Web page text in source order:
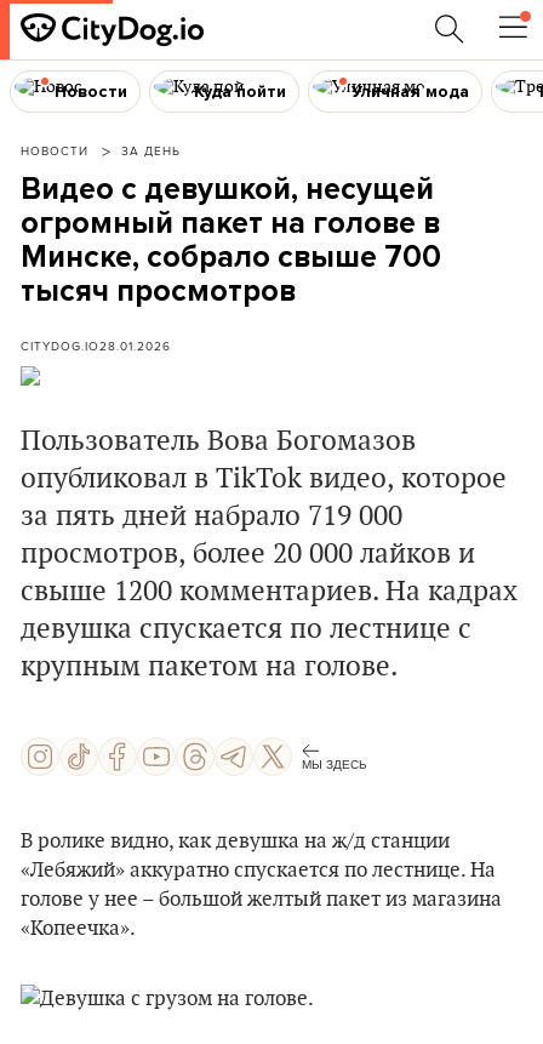
Новости Куда пойти Уличная мода
НОВОСТИ ЗА ДЕНЬ
Видео с девушкой, несущей
огромный пакет на голове в
Минске, собрало свыше 700
тысяч просмотров
CITYDOG.IO28.01.2026
Пользователь Вова Богомазов
опубликовал в TikTok видео, которое
за пять дней набрало 719 000
просмотров, более 20 000 лайков и
свыше 1200 комментариев. На кадрах
девушка спускается по лестнице с
крупным пакетом на голове.
МЫ ЗДЕСЬ
В ролике видно, как девушка на ж/д станции
«Лебяжий» аккуратно спускается по лестнице. На
голове у нее – большой желтый пакет из магазина
«Копеечка».